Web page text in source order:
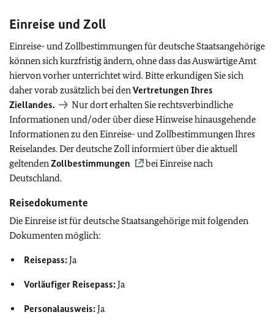
Einreise und Zoll
Einreise- und Zollbestimmungen für deutsche Staatsangehörige
können sich kurzfristig ändern, ohne dass das Auswärtige Amt
hiervon vorher unterrichtet wird. Bitte erkundigen Sie sich
daher vorab zusätzlich bei denVertretungen Ihres
Ziellandes.
Nur dort erhalten Sie rechtsverbindliche
Informationen und/oder über diese Hinweise hinausgehende
Informationen zu den Einreise- und Zollbestimmungen Ihres
Reiselandes. Der deutsche Zoll informiert über die aktuell
geltendenZollbestimmungen
bei Einreise nach
Deutschland.
Reisedokumente
Die Einreise ist für deutsche Staatsangehörige mit folgenden
Dokumenten möglich:
Reisepass:Ja
Vorläufiger Reisepass:Ja
Personalausweis:Ja